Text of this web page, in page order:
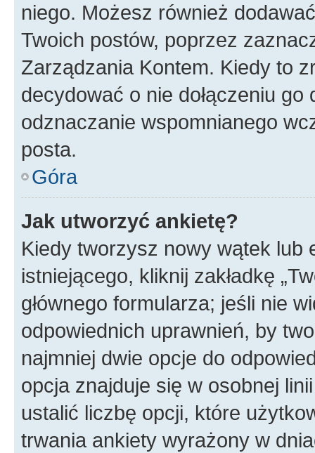
niego. Możesz również
Twoich postów, poprzez
Zarządzania Kontem. Kiedy to
decydować o nie dołączeniu
odznaczanie wspomnianego
posta.
Góra
Jak utworzyć ankietę?
Kiedy tworzysz nowy wątek lub
istniejącego, kliknij zakładkę
głównego formularza; jeśli nie
odpowiednich uprawnień, by
najmniej dwie opcje do
opcja znajduje się w osobnej
ustalić liczbę opcji, które
trwania ankiety wyrażony w